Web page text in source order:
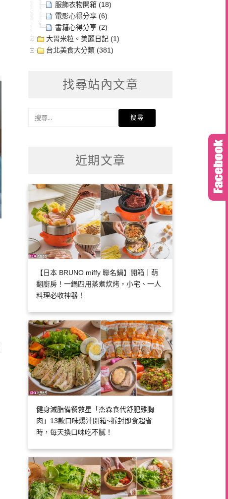
服飾衣物開箱 (18)
電影心得分享 (6)
書籍心得分享 (2)
大胃米粒。美麗日記 (1)
台北美食大分類 (381)
找尋站內文章
近期文章
【日本 BRUNO miffy 聯名鍋】開箱｜萌
翻廚房！一鍋四用蒸煮炊烤，小宅、一人
料理必收神器！
健身減脂備餐救星「杰森食代舒肥雞胸
肉」13款口味爆汁開箱~拆封即食超省
時，每天換口味吃不膩！